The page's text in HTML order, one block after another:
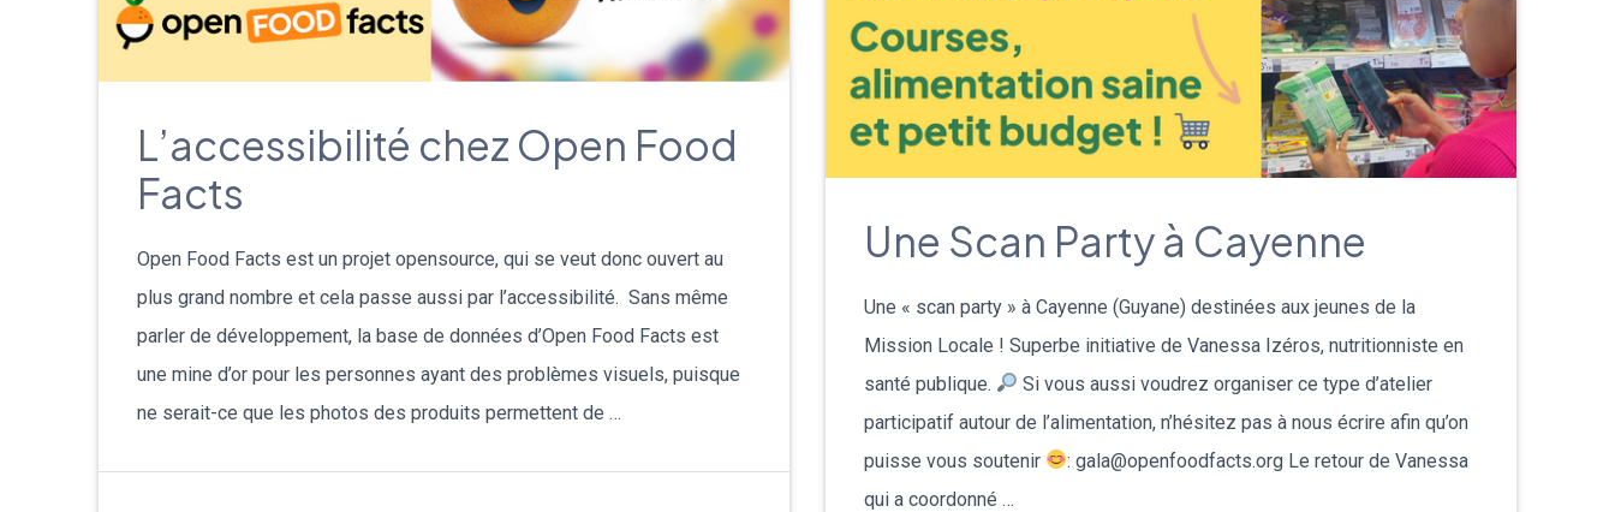
L’accessibilité chez Open Food
Facts
Open Food Facts est un projet opensource, qui se veut donc ouvert au
plus grand nombre et cela passe aussi par l’accessibilité. Sans même
parler de développement, la base de données d’Open Food Facts est
une mine d’or pour les personnes ayant des problèmes visuels, puisque
ne serait-ce que les photos des produits permettent de …
Une Scan Party à Cayenne
Une « scan party » à Cayenne (Guyane) destinées aux jeunes de la
Mission Locale ! Superbe initiative de Vanessa Izéros, nutritionniste en
santé publique.
Si vous aussi voudrez organiser ce type d’atelier
participatif autour de l’alimentation, n’hésitez pas à nous écrire afin qu’on
puisse vous soutenir
: gala@openfoodfacts.org Le retour de Vanessa
qui a coordonné …